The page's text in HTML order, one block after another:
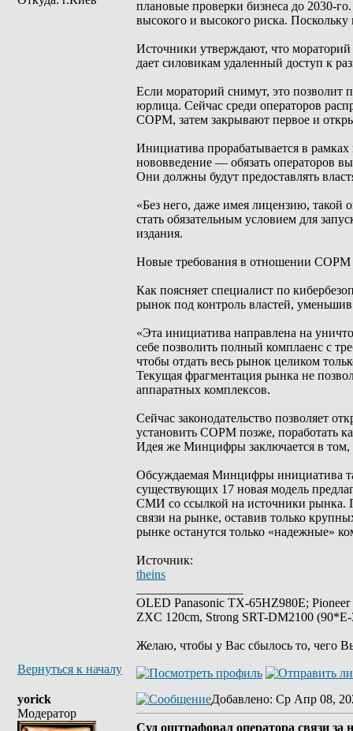
плановые проверки бизнеса до 2030-
высокого и высокого риска.
Источники утверждают, что
дает силовикам удаленный доступ к
Если мораторий снимут, это позволит
юрлица. Сейчас среди операторов
СОРМ, затем закрывают первое и
Инициатива прорабатывается в
нововведение — обязать операторов
Они должны будут предоставлять
«Без него, даже имея лицензию, такой
стать обязательным условием для
издания.
Новые требования в отношении СОРМ
Как поясняет специалист по
рынок под контроль властей,
«Эта инициатива направлена на
себе позволить полный комплаенс с
чтобы отдать весь рынок целиком
Текущая фрагментация рынка не
аппаратных комплексов.
Сейчас законодательство позволяет
установить СОРМ позже, поработать
Идея же Минцифры заключается в том,
Обсуждаемая Минцифры инициатива
существующих 17 новая модель
СМИ со ссылкой на источники рынка.
связи на рынке, оставив только
рынке останутся только «надежные»
Источник:
theins
OLED Panasonic TX-65HZ980E;
ZXC 120cm, Strong SRT-DM2100
Желаю, чтобы у Вас сбылось то, чего
Вернуться к началу
yorick
Модератор
Добавлено: Ср Апр 08,
Суд оштрафовал оператора связи